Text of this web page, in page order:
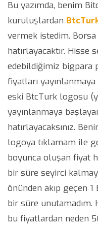
Bu yazımda, benim
kuruluşlardan
vermek istedim.
hatırlayacaktır. Hisse
edebildiğimiz bigpara
fiyatları yayınlanmaya
eski BtcTurk logosu
yayınlanmaya
hatırlayacaksınız.
logoya tıklamam ile
boyunca oluşan fiyat
bir süre seyirci
önünden akıp geçen 1
bir süre unutamadım.
bu fiyatlardan neden